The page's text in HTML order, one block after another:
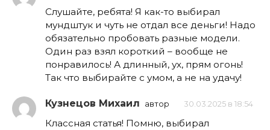
Слушайте, ребята! Я как-то выбирал
мундштук и чуть не отдал все деньги! Надо
обязательно пробовать разные модели.
Один раз взял короткий – вообще не
понравилось! А длинный, ух, прям огонь!
Так что выбирайте с умом, а не на удачу!
Кузнецов Михаил автор 30.03.2025 в 18:54
Классная статья! Помню, выбирал